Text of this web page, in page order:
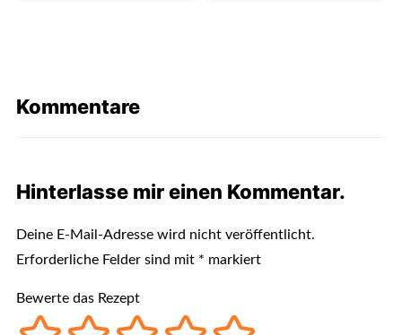
Kommentare
Hinterlasse mir einen Kommentar.
Deine E-Mail-Adresse wird nicht veröffentlicht.
Erforderliche Felder sind mit * markiert
Bewerte das Rezept